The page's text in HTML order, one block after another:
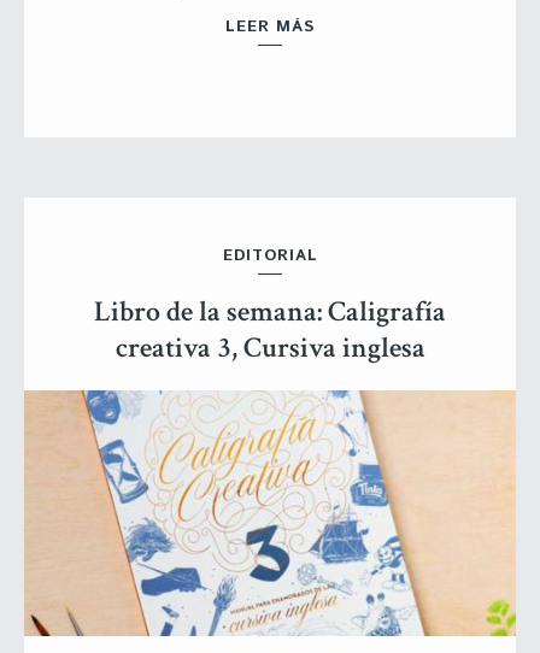
LEER MÁS
EDITORIAL
Libro de la semana: Caligrafía
creativa 3, Cursiva inglesa